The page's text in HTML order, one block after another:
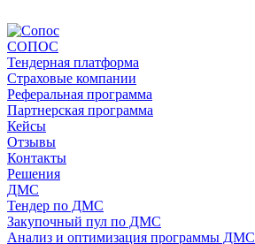
СОПОС
Тендерная платформа
Страховые компании
Реферальная программа
Партнерская программа
Кейсы
Отзывы
Контакты
Решения
ДМС
Тендер по ДМС
Закупочный пул по ДМС
Анализ и оптимизация программы ДМС